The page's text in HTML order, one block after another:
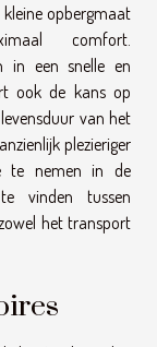
opbergmaat
comfort.
in een snelle en
ook de kans op
van het
plezieriger
te nemen in de
vinden tussen
het transport